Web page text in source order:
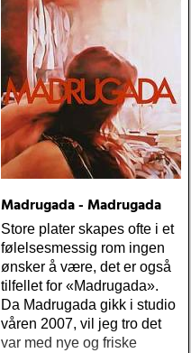
Madrugada - Madrugada
Store plater skapes ofte i et
følelsesmessig rom ingen
ønsker å være, det er også
tilfellet for «Madrugada».
Da Madrugada gikk i studio
våren 2007, vil jeg tro det
var med nye og friske